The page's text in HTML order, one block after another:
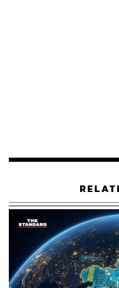
RTX Spark จะเจาะกลุ่ม
กำจัดข้อจำกัดเดิมๆ ของ
จะช่วยให้ผู้ผลิตพีซีจะสาม
สูงมากในขณะที่ยังคงมีคว
ต่อๆ ไปจะครอบคลุมช่วง
เจาะสเปกชิป RTX